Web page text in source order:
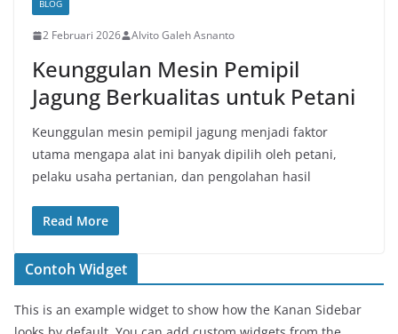
BLOG
2 Februari 2026 Alvito Galeh Asnanto
Keunggulan Mesin Pemipil
Jagung Berkualitas untuk Petani
Keunggulan mesin pemipil jagung menjadi faktor
utama mengapa alat ini banyak dipilih oleh petani,
pelaku usaha pertanian, dan pengolahan hasil
Read More
Contoh Widget
This is an example widget to show how the Kanan Sidebar